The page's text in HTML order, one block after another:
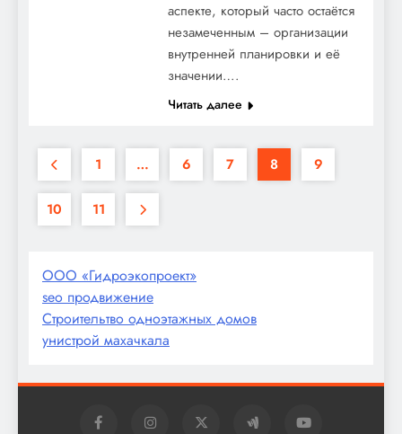
аспекте, который часто остаётся
незамеченным – организации
внутренней планировки и её
значении….
Читать далее
1 … 6 7 8 9
10 11
ООО «Гидроэкопроект»
seo продвижение
Строительтво одноэтажных домов
унистрой махачкала